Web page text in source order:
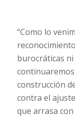
“Como lo
burocráticas
construcción
contra el
que arrasa